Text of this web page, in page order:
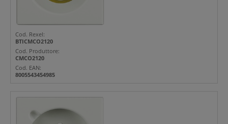
Cod. Rexel:
BTICMCO2120
Cod. Produttore:
CMCO2120
Cod. EAN:
8005543454985